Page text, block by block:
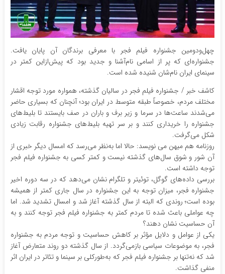
چهل‌ودومین جشنواره فیلم فجر با معرفی برندگان آن پایان یافت.
جشنواره‌ای که پر از اسامی نام‌آشنا و جدید بود که پیش‌ازاین کمتر در
سینمای ایران نام‌شان شنیده شده است.
کاشف خبر / جشنواره فیلم فجر در سالیان گذشته، همواره مورد توجه اقشار
مختلف مردم، خصوصاً طبقه متوسط در ایران بود؛ آنچنان که بسیاری حاضر
می‌شدند ساعت‌ها در سرما و زیر برف و باران در صف بایستند تا بلیط‌های
جشنواره را خریداری کنند و بر سر تهیه بلیط‌های جشنواره رقابت زیادی
شکل می‌گرفت.
روزنامه هم میهن می نویسد: حالا اما به‌نظر می‌رسد که امسال دیگر خبری از
آن شور و شوق سال‌های گذشته نیست و کمتر کسی به جشنواره فیلم فجر
توجه داشته است.
بررسی داده‌های گوگل، توئیتر و تلگرام نشان می‌دهد که در سه دوره اخیر
جشنواره فجر، میزان توجه به این جشنواره در سال جاری کمتر از همیشه
بوده است؛ روندی که البته از سال گذشته آغاز شد و امسال تشدید شد. اما
چه عواملی باعث شده تا مردم کمتر به جشنواره فیلم فجر توجه کنند و به
آن حساسیت نشان دهند؟
یکی از عوامل و دلایل مؤثر بر کاهش حساسیت و توجه مردم به جشنواره
فجر، به موضوعات سیاسی بازمی‌گردد. از سال گذشته دو روند متعارض آغاز
شد که نه‌تنها بر جشنواره فیلم فجر که به‌طورکلی بر سینما و تئاتر در ایران اثر
منفی گذاشت.